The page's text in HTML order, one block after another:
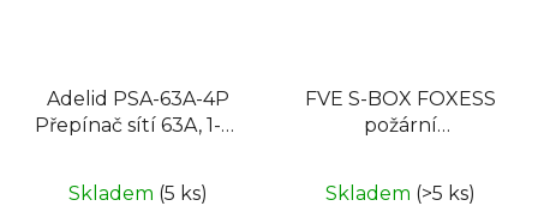
Adelid PSA-63A-4P
Přepínač sítí 63A, 1-0-
Skladem (5 ks)
FVE S-BOX FOXESS
požární
Skladem (>5 ks)